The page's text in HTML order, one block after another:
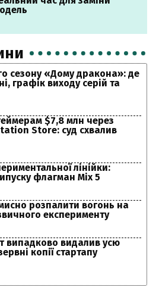
сезону «Дому дракона»: де
графік виходу серій та
$7,8 млн через
Store: суд схвалив
лінійки:
флагман Mix 5
розпалити вогонь на
експерименту
випадково видалив усю
копії стартапу